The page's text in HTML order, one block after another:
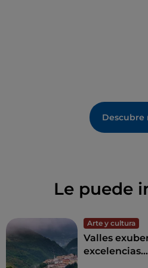
Descubre
Le puede
Arte y cultura
Valles
excelencias